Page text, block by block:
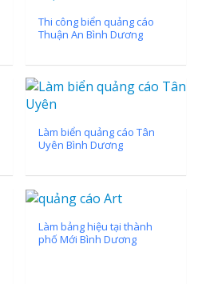
Thi công biển quảng cáo
Thuận An Bình Dương
Làm biển quảng cáo Tân
Uyên Bình Dương
Làm bảng hiệu tại thành
phố Mới Bình Dương